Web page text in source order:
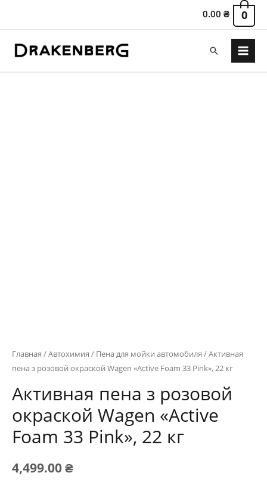
0.00₴ 0
Поиск
Main
Главная /Автохимия / Пена для мойки автомобиля / Активная
пена з розовой окраской Wagen «Active Foam 33 Pink», 22 кг
Активная пена з розовой
окраской Wagen «Active
Foam 33 Pink», 22 кг
4,499.00₴